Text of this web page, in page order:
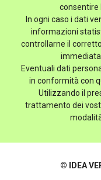
consentire
In ogni caso i dati
informazioni
controllarne il
Eventuali dati
in conformità con
Utilizzando il
trattamento dei
© IDEA